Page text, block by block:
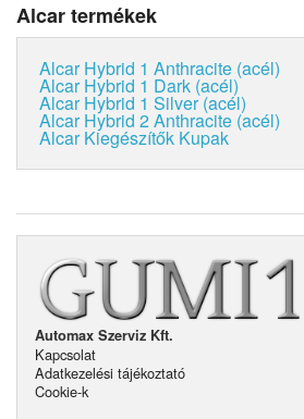
Alcar termékek
Alcar Hybrid 1 Anthracite (acél)
Alcar Hybrid 1 Dark (acél)
Alcar Hybrid 1 Silver (acél)
Alcar Hybrid 2 Anthracite (acél)
Alcar Kiegészítők Kupak
Automax Szerviz Kft.
Kapcsolat
Adatkezelési tájékoztató
Cookie-k